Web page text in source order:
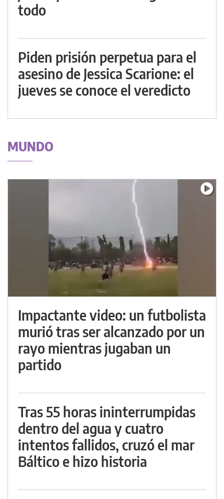
todo
Piden prisión perpetua para el
asesino de Jessica Scarione: el
jueves se conoce el veredicto
MUNDO
Impactante video: un futbolista
murió tras ser alcanzado por un
rayo mientras jugaban un
partido
Tras 55 horas ininterrumpidas
dentro del agua y cuatro
intentos fallidos, cruzó el mar
Báltico e hizo historia